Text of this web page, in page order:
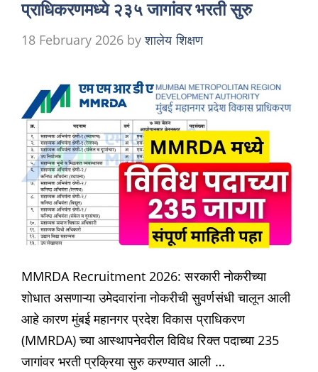
प्राधिकरणमध्ये २३५ जागांवर भरती सुरु
18 February 2026 byशालेय शिक्षण
MMRDA Recruitment 2026: सरकारी नोकरीच्या
शोधात असणाऱ्या उमेदवारांना नोकरीची सुवर्णसंधी चालून आली
आहे कारण मुंबई महानगर प्रदेश विकास प्राधिकरण
(MMRDA) च्या आस्थापनेवरील विविध रिक्त पदाच्या 235
जागांवर भरती प्रक्रिया सुरु करण्यात आली …